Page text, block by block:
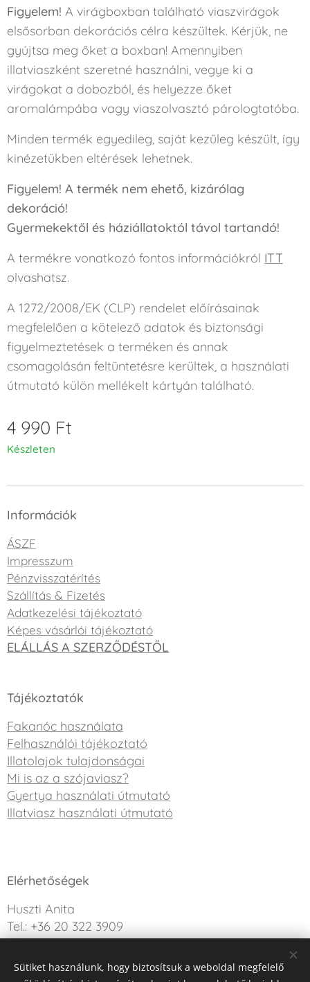
Figyelem! A virágboxban található viaszvirágok
elsősorban dekorációs célra készültek. Kérjük, ne
gyújtsa meg őket a boxban! Amennyiben
illatviaszként szeretné használni, vegye ki a
virágokat a dobozból, és helyezze őket
aromalámpába vagy viaszolvasztó párologtatóba.
Minden termék egyedileg, saját kezűleg készült, így
kinézetükben eltérések lehetnek.
Figyelem! A termék nem ehető, kizárólag
dekoráció!
Gyermekektől és háziállatoktól távol tartandó!
A termékre vonatkozó fontos információkról ITT
olvashatsz.
A 1272/2008/EK (CLP) rendelet előírásainak
megfelelően a kötelező adatok és biztonsági
figyelmeztetések a terméken és annak
csomagolásán feltüntetésre kerültek, a használati
útmutató külön mellékelt kártyán található.
4 990 Ft
Készleten
Információk
ÁSZF
Impresszum
Pénzvisszatérítés
Szállítás & Fizetés
Adatkezelési tájékoztató
Képes vásárlói tájékoztató
ELÁLLÁS A SZERZŐDÉSTŐL
Tájékoztatók
Fakanóc használata
Felhasználói tájékoztató
Illatolajok tulajdonságai
Mi is az a szójaviasz?
Gyertya használati útmutató
Illatviasz használati útmutató
Elérhetőségek
Huszti Anita
Tel.: +36 20 322 3909
Kérdésed van? Írj nekünk!
Sütiket használunk, hogy biztosítsuk a weboldal megfelelő